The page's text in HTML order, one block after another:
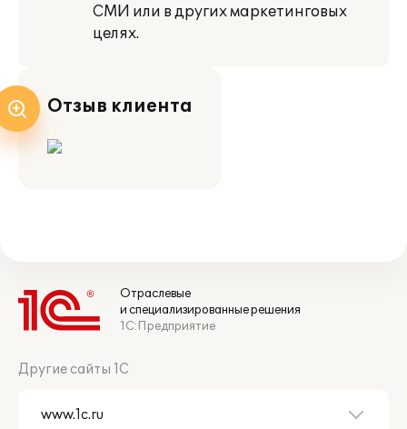
СМИ или в других маркетинговых
целях.
Отзыв клиента
Отраслевые
и специализированные решения
1С:Предприятие
Другие сайты 1С